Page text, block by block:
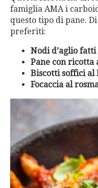
famiglia AMA i
questo tipo di pane.
preferiti:
Nodi d’aglio fatti
Pane con ricotta
Biscotti soffici al
Focaccia al